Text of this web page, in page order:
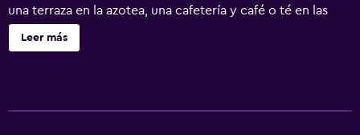
una terraza en la azotea, una cafetería y café o té en las
zonas comunes. Hotel Celio ofrece 19 alojamientos con
aire acondicionado, minibar y caja fuerte. Se ofrece una
Leer más